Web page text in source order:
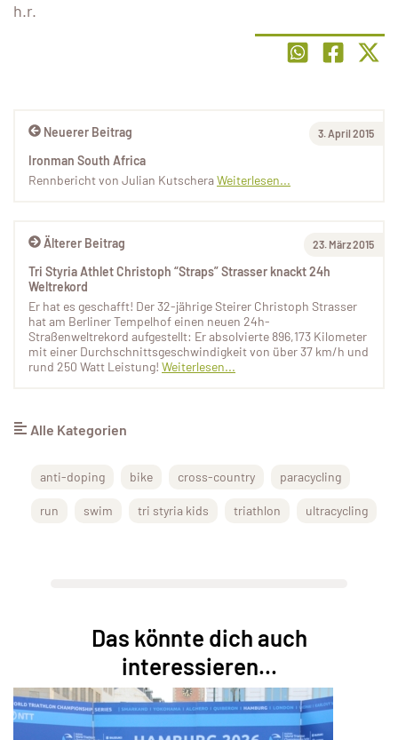
h.r.
Älterer Beitrag 23. März 2015
Tri Styria Athlet Christoph “Straps” Strasser knackt 24h
Weltrekord
Er hat es geschafft! Der 32-jährige Steirer Christoph Strasser
hat am Berliner Tempelhof einen neuen 24h-
Straßenweltrekord aufgestellt: Er absolvierte 896,173 Kilometer
mit einer Durchschnittsgeschwindigkeit von über 37 km/h und
rund 250 Watt Leistung! Weiterlesen...
Neuerer Beitrag 3. April 2015
Ironman South Africa
Rennbericht von Julian KutscheraWeiterlesen...
Alle Kategorien
anti-doping bike cross-country paracycling
run swim tri styria kids triathlon ultracycling
Das könnte dich auch
interessieren...